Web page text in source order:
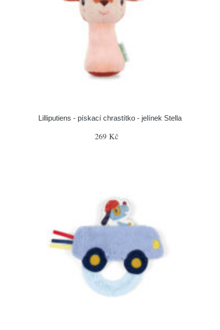
Lilliputiens - pískací chrastítko - jelínek Stella
269 Kč